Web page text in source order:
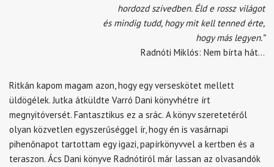
hordozd szivedben. Éld e rossz világot
és mindig tudd, hogy mit kell tenned érte,
hogy más legyen.”
Radnóti Miklós: Nem bírta hát…
Ritkán kapom magam azon, hogy egy verseskötet mellett
üldögélek. Jutka átküldte Varró Dani könyvhétre írt
megnyitóversét. Fantasztikus ez a srác. A könyv szeretetéről
olyan közvetlen egyszerűséggel ír, hogy én is vasárnapi
pihenőnapot tartottam egy igazi, papírkönyvvel a kertben és a
teraszon. Ács Dani könyve Radnótiról már lassan az olvasandók